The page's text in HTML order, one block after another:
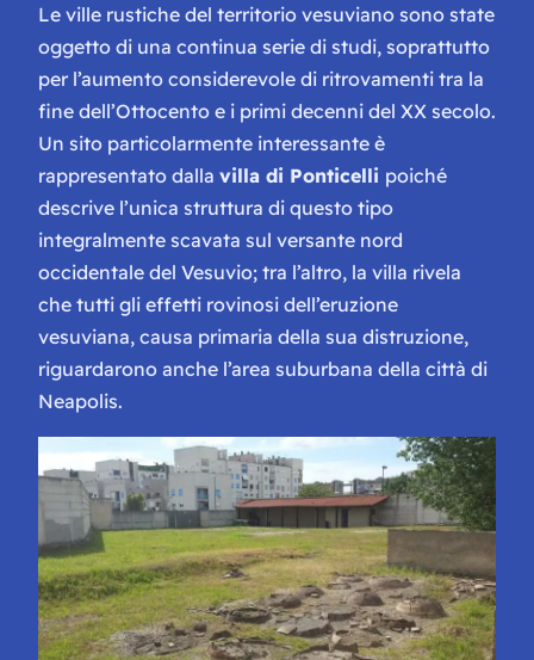
Le ville rustiche del territorio vesuviano sono state
oggetto di una continua serie di studi, soprattutto
per l’aumento considerevole di ritrovamenti tra la
fine dell’Ottocento e i primi decenni del XX secolo.
Un sito particolarmente interessante è
rappresentato dalla villa di Ponticelli poiché
descrive l’unica struttura di questo tipo
integralmente scavata sul versante nord
occidentale del Vesuvio; tra l’altro, la villa rivela
che tutti gli effetti rovinosi dell’eruzione
vesuviana, causa primaria della sua distruzione,
riguardarono anche l’area suburbana della città di
Neapolis.